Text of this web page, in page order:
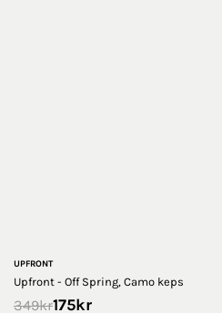
UPFRONT
Upfront - Off Spring, Camo keps
349kr175kr